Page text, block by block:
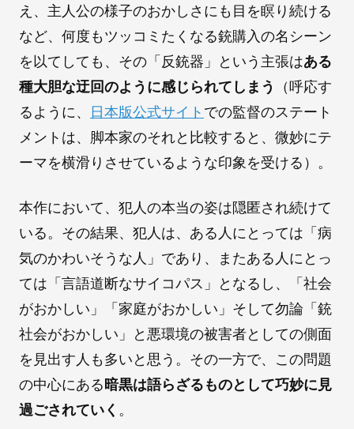
え、主人公の様子のおかしさにも目を瞑り続ける
など、何度もツッコミたくなる銃購入の名シーン
を以てしても、その「反銃器」という主張はある
種大胆な迂回のように感じられてしまう
（呼応す
るように、 日本版公式サイト での監督のステート
メントは、脚本家のそれと比較すると、微妙にテ
ーマを横滑りさせているような印象を受ける）。
本作において、犯人の本当の姿は隠匿され続けて
いる。その結果、犯人は、ある人にとっては「病
気のかわいそうな人」であり、またある人にとっ
ては「言語道断なサイコパス」となるし、「社会
がおかしい」「家庭がおかしい」そして勿論「銃
社会がおかしい」と悪環境の被害者としての側面
を見出す人も多いと思う。その一方で、この問題
の中心にある暗黒は語らざるものとして巧妙に見
過ごされていく 。